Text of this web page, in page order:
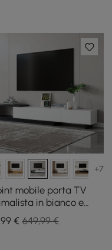
+7
mobile porta TV
in bianco e
estensibile 180 - 255
€ 649,99 €